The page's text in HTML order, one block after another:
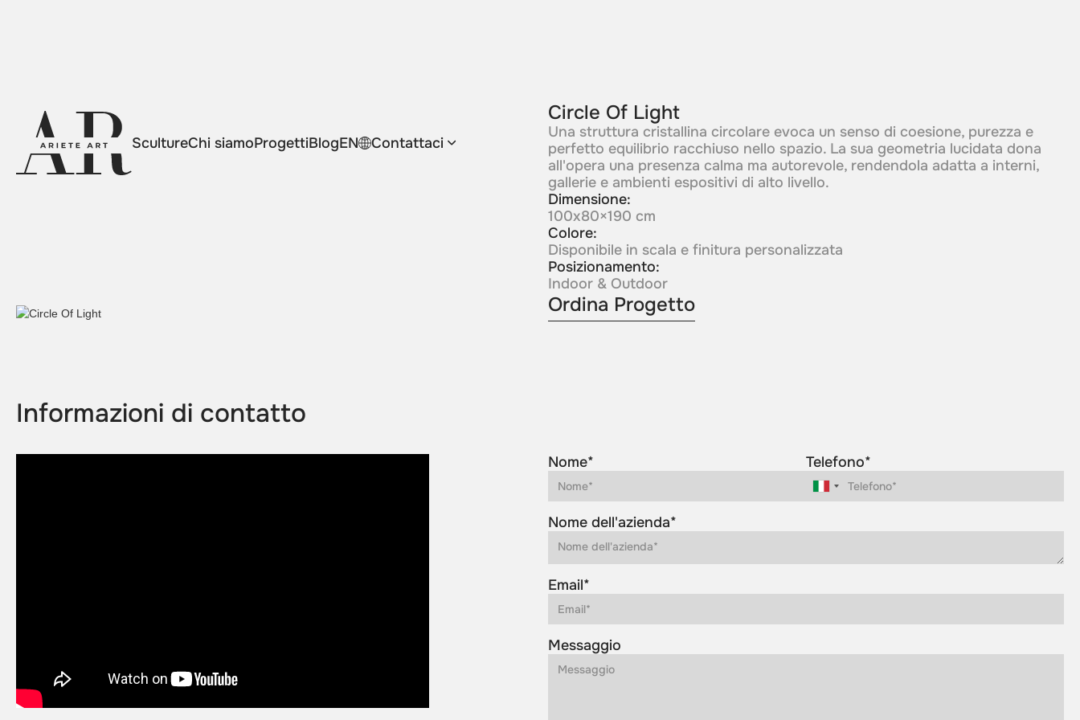
ScultureChi siamoProgettiBlogEN Contattaci
Circle Of Light
Una struttura cristallina circolare evoca un senso di coesione, purezza e
perfetto equilibrio racchiuso nello spazio. La sua geometria lucidata dona
all'opera una presenza calma ma autorevole, rendendola adatta a interni,
gallerie e ambienti espositivi di alto livello.
Dimensione:
100x80×190 cm
Colore:
Disponibile in scala e finitura personalizzata
Posizionamento:
Indoor & Outdoor
Ordina Progetto
Informazioni di contatto
Nome* Telefono*
Nome dell'azienda*
Email*
Messaggio